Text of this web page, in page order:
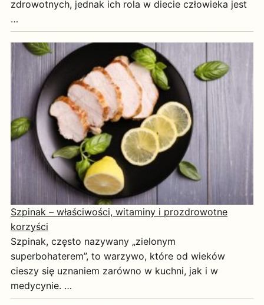
zdrowotnych, jednak ich rola w diecie człowieka jest
…
Szpinak – właściwości, witaminy i prozdrowotne
korzyści
Szpinak, często nazywany „zielonym
superbohaterem”, to warzywo, które od wieków
cieszy się uznaniem zarówno w kuchni, jak i w
medycynie. …